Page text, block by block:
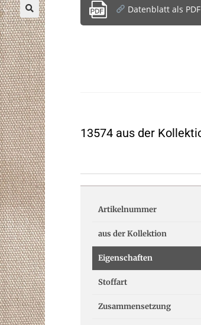
Datenblatt als PDF
13574 aus der
Artikelnummer
aus der Kollektion
Eigenschaften
Stoffart
Zusammensetzung